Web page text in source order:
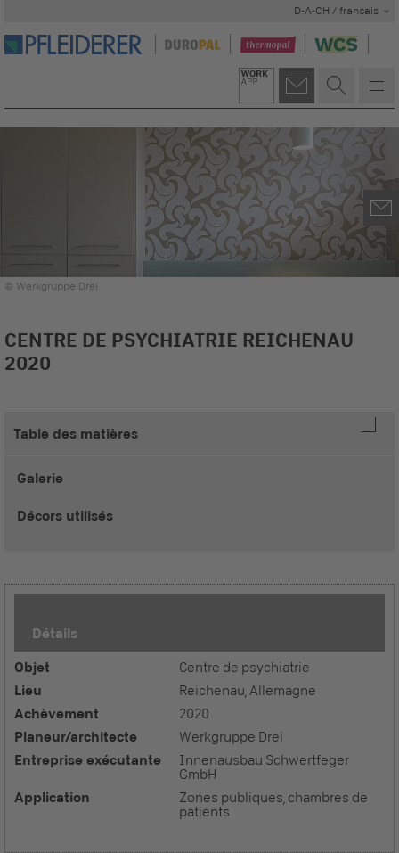
D-A-CH / francais
© Werkgruppe Drei
CENTRE DE PSYCHIATRIE REICHENAU
2020
Table des matières
Galerie
Décors utilisés
Détails
Objet Centre de psychiatrie
Lieu Reichenau, Allemagne
Achèvement 2020
Planeur/architecte Werkgruppe Drei
Entreprise exécutante
Innenausbau Schwertfeger
GmbH
Application
Zones publiques, chambres de
patients